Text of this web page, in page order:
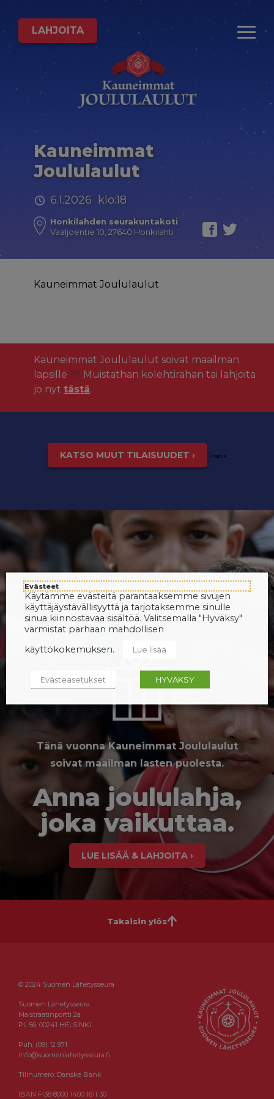
LAHJOITA
Kauneimmat
Joululaulut
6.1.2026 klo:18
Honkilahden seurakuntakoti
Vaaljoentie 10, 27640 Honkilahti
Kauneimmat Joululaulut
Kauneimmat Joululaulut soivat maailman
lapsille
Muistathan kolehtirahan tai lahjoita
jo nyt tästä.
KATSO MUUT TILAISUUDET › inspis
Tänä vuonna Kauneimmat Joululaulut
soivat maailman lasten puolesta.
Anna joululahja,
joka vaikuttaa.
LUE LISÄÄ & LAHJOITA ›
Takaisin ylös
© 2024 Suomen Lähetysseura
Suomen Lähetysseura
Maistraatinportti 2a
PL 56, 00241 HELSINKI
Puh. (09) 12 971
info@suomenlahetysseura.fi
Tilinumero: Danske Bank
IBAN FI38 8000 1400 1611 30
Evästeet
Käytämme evästeitä parantaaksemme sivujen
käyttäjäystävällisyyttä ja tarjotaksemme sinulle
sinua kiinnostavaa sisältöä. Valitsemalla "Hyväksy"
varmistat parhaan mahdollisen
käyttökokemuksen.
Lue lisää
Evästeasetukset HYVÄKSY